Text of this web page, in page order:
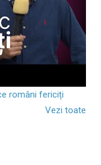
români fericiți
Vezi toate